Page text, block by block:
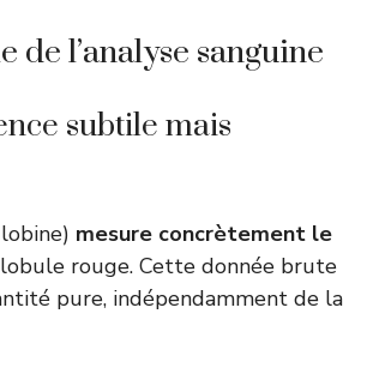
l’analyse sanguine
subtile mais
mesure concrètement le
rouge. Cette donnée brute
pure, indépendamment de la